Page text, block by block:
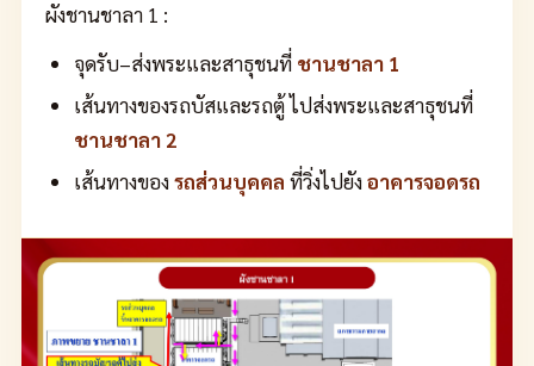
ผังชานชาลา 1 :
จุดรับ–ส่งพระและสาธุชนที่ ชานชาลา 1
เส้นทางของรถบัสและรถตู้ ไปส่งพระและสาธุชนที่
ชานชาลา 2
เส้นทางของรถส่วนบุคคล ที่วิ่งไปยังอาคารจอดรถ